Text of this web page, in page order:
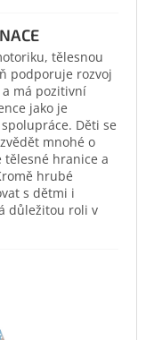
tělesnou
podporuje rozvoj
má pozitivní
jako je
Děti se
mnohé o
tělesné hranice a
hrubé
s dětmi i
důležitou roli v